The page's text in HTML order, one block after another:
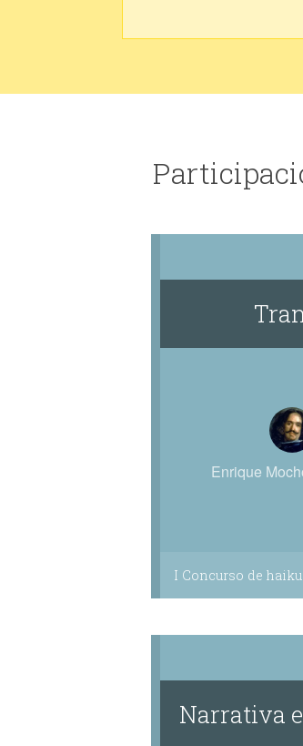
Enrique
I Concurso de
Narrativa